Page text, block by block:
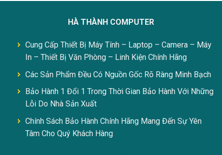
HÀ THÀNH COMPUTER
Cung Cấp Thiết Bị Máy Tính – Laptop – Camera – Máy
In – Thiết Bị Văn Phòng – Linh Kiện Chính Hãng
Các Sản Phẩm Đều Có Nguồn Gốc Rõ Ràng Minh Bạch
Bảo Hành 1 Đổi 1 Trong Thời Gian Bảo Hành Với Những
Lỗi Do Nhà Sản Xuất
Chính Sách Bảo Hành Chính Hãng Mang Đến Sự Yên
Tâm Cho Quý Khách Hàng